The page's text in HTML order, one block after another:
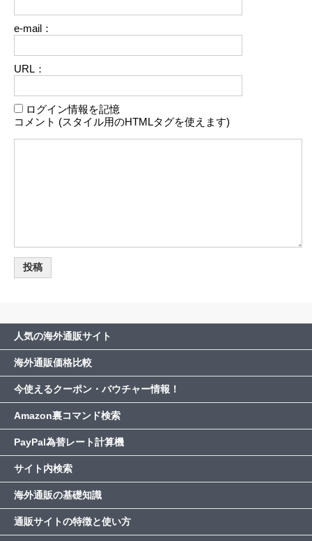
e-mail：
URL：
ログイン情報を記憶
コメント (スタイル用のHTMLタグを使えます)
人気の海外通販サイト
海外通販価格比較
今使えるクーポン・バウチャー情報！
Amazon裏コマンド検索
PayPal為替レート計算機
サイト内検索
海外通販の基礎知識
通販サイトの特徴と使い方